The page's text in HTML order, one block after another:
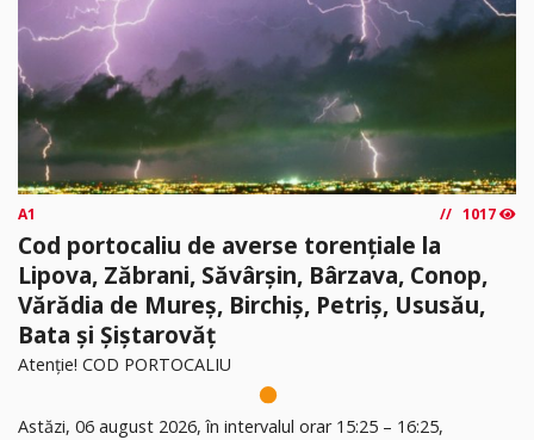
A1 1017
Cod portocaliu de averse torențiale la
Lipova, Zăbrani, Săvârșin, Bârzava, Conop,
Vărădia de Mureș, Birchiș, Petriș, Ususău,
Bata și Șiștarovăț
Atenție! COD PORTOCALIU
Astăzi, 06 august 2026, în intervalul orar 15:25 – 16:25,